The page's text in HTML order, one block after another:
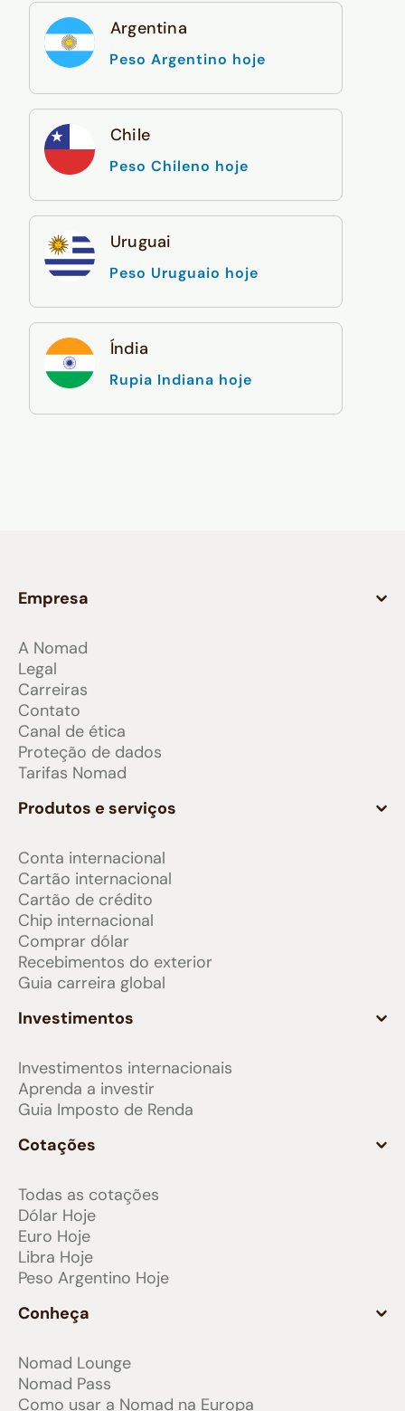
Argentina
Peso Argentino hoje
Chile
Peso Chileno hoje
Uruguai
Peso Uruguaio hoje
Índia
Rupia Indiana hoje
Empresa
A Nomad
Legal
Carreiras
Contato
Canal de ética
Proteção de dados
Tarifas Nomad
Produtos e serviços
Conta internacional
Cartão internacional
Cartão de crédito
Chip internacional
Comprar dólar
Recebimentos do exterior
Guia carreira global
Investimentos
Investimentos internacionais
Aprenda a investir
Guia Imposto de Renda
Cotações
Todas as cotações
Dólar Hoje
Euro Hoje
Libra Hoje
Peso Argentino Hoje
Conheça
Nomad Lounge
Nomad Pass
Como usar a Nomad na Europa